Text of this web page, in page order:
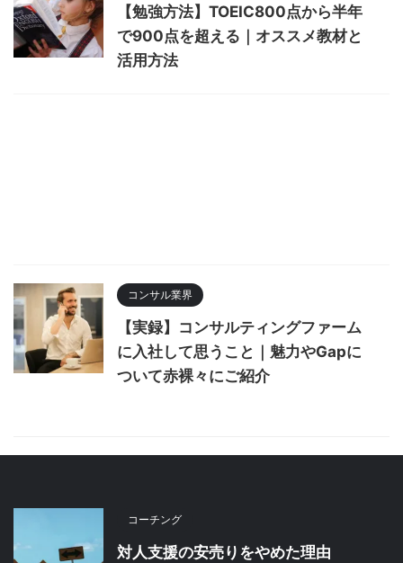
【勉強方法】TOEIC800点から半年
で900点を超える｜オススメ教材と
活用方法
コンサル業界
【実録】コンサルティングファーム
に入社して思うこと｜魅力やGapに
ついて赤裸々にご紹介
コーチング
対人支援の安売りをやめた理由